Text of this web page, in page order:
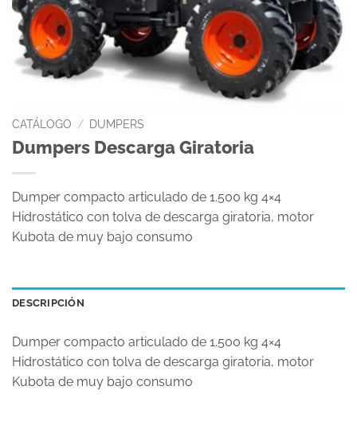
CATÁLOGO / DUMPERS
Dumpers Descarga Giratoria
Dumper compacto articulado de 1.500 kg 4×4
Hidrostático con tolva de descarga giratoria, motor
Kubota de muy bajo consumo
DESCRIPCIÓN
Dumper compacto articulado de 1.500 kg 4×4
Hidrostático con tolva de descarga giratoria, motor
Kubota de muy bajo consumo